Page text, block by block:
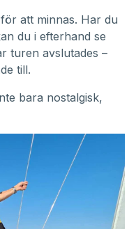
att minnas. Har du
du i efterhand se
turen avslutades –
till.
bara nostalgisk,